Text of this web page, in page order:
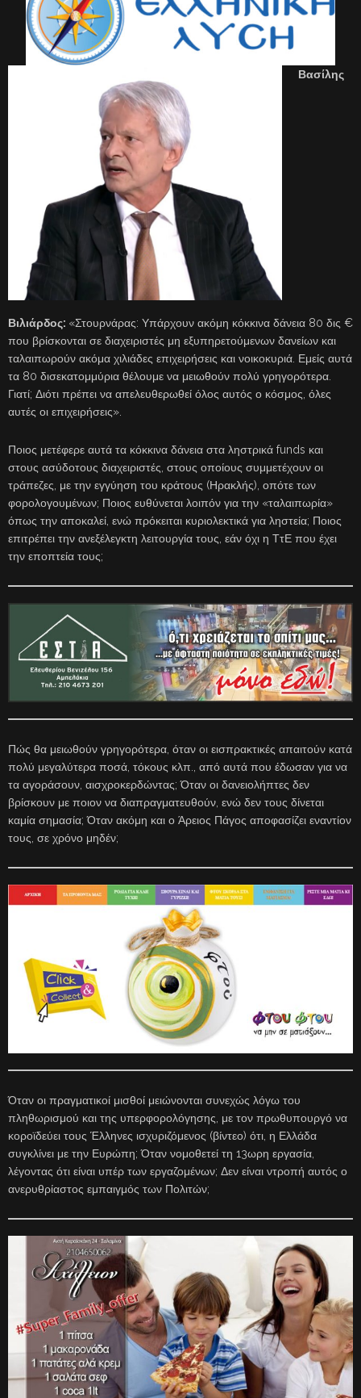
Βασίλης
Βιλιάρδος: «Στουρνάρας: Υπάρχουν ακόμη κόκκινα δάνεια 80 δις €
που βρίσκονται σε διαχειριστές μη εξυπηρετούμενων δανείων και
ταλαιπωρούν ακόμα χιλιάδες επιχειρήσεις και νοικοκυριά. Εμείς αυτά
τα 80 δισεκατομμύρια θέλουμε να μειωθούν πολύ γρηγορότερα.
Γιατί; Διότι πρέπει να απελευθερωθεί όλος αυτός ο κόσμος, όλες
αυτές οι επιχειρήσεις».
Ποιος μετέφερε αυτά τα κόκκινα δάνεια στα ληστρικά funds και
στους ασύδοτους διαχειριστές, στους οποίους συμμετέχουν οι
τράπεζες, με την εγγύηση του κράτους (Ηρακλής), οπότε των
φορολογουμένων; Ποιος ευθύνεται λοιπόν για την «ταλαιπωρία»
όπως την αποκαλεί, ενώ πρόκειται κυριολεκτικά για ληστεία; Ποιος
επιτρέπει την ανεξέλεγκτη λειτουργία τους, εάν όχι η ΤτΕ που έχει
την εποπτεία τους;
Πώς θα μειωθούν γρηγορότερα, όταν οι εισπρακτικές απαιτούν κατά
πολύ μεγαλύτερα ποσά, τόκους κλπ., από αυτά που έδωσαν για να
τα αγοράσουν, αισχροκερδώντας; Όταν οι δανειολήπτες δεν
βρίσκουν με ποιον να διαπραγματευθούν, ενώ δεν τους δίνεται
καμία σημασία; Όταν ακόμη και ο Άρειος Πάγος αποφασίζει εναντίον
τους, σε χρόνο μηδέν;
Όταν οι πραγματικοί μισθοί μειώνονται συνεχώς λόγω του
πληθωρισμού και της υπερφορολόγησης, με τον πρωθυπουργό να
κοροϊδεύει τους Έλληνες ισχυριζόμενος (βίντεο) ότι, η Ελλάδα
συγκλίνει με την Ευρώπη; Όταν νομοθετεί τη 13ωρη εργασία,
λέγοντας ότι είναι υπέρ των εργαζομένων; Δεν είναι ντροπή αυτός ο
ανερυθρίαστος εμπαιγμός των Πολιτών;